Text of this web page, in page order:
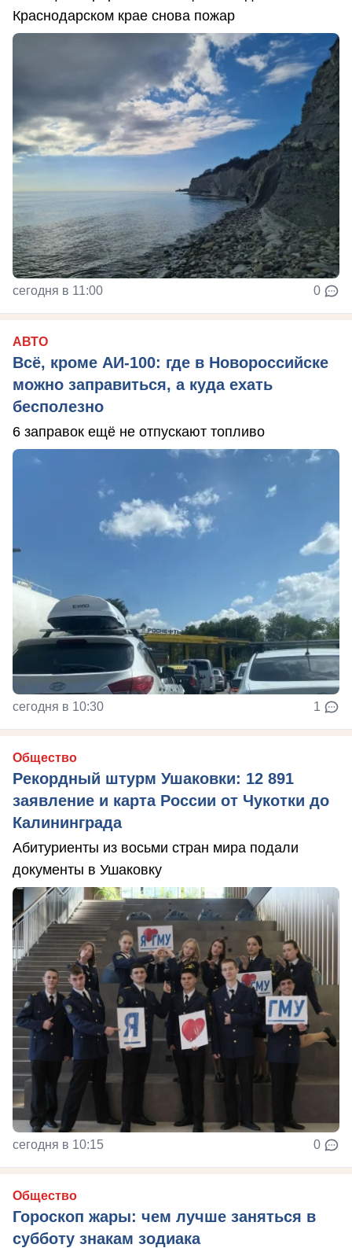
Краснодарском крае снова пожар
сегодня в 11:00 0
АВТО
Всё, кроме АИ-100: где в Новороссийске
можно заправиться, а куда ехать
бесполезно
6 заправок ещё не отпускают топливо
сегодня в 10:30 1
Общество
Рекордный штурм Ушаковки: 12 891
заявление и карта России от Чукотки до
Калининграда
Абитуриенты из восьми стран мира подали
документы в Ушаковку
сегодня в 10:15 0
Общество
Гороскоп жары: чем лучше заняться в
субботу знакам зодиака